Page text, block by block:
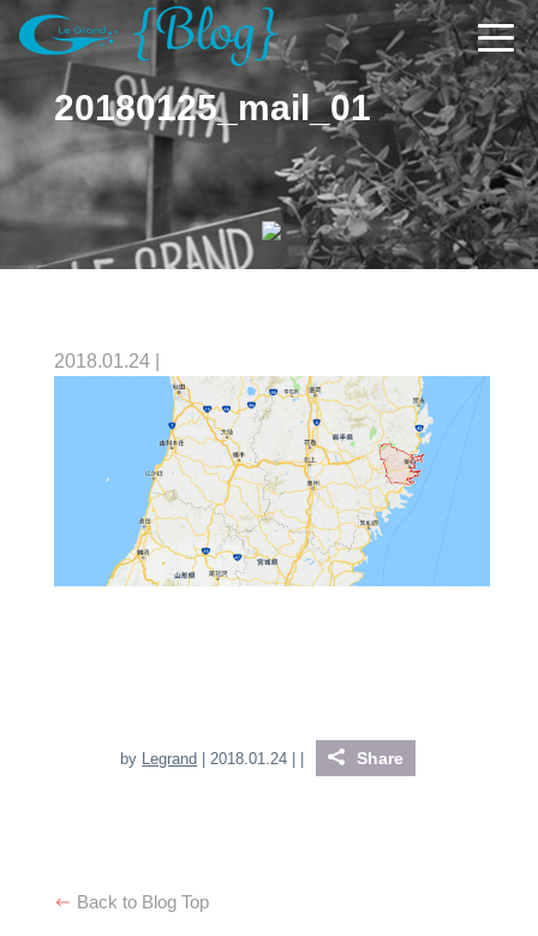
20180125_mail_01
2018.01.24|
by Legrand | 2018.01.24 | Share
Back to Blog Top